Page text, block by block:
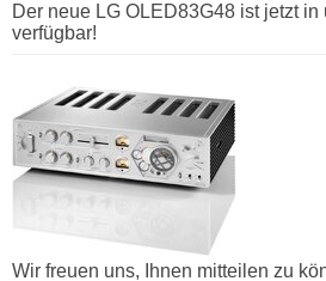
Der neue LG OLED83G48 ist jetzt
verfügbar!
Wir freuen uns, Ihnen mitteilen zu